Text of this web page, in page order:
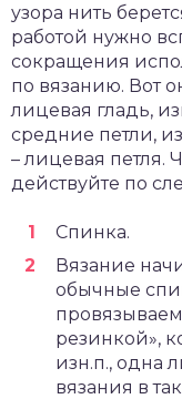
узора нить
работой нужно
сокращения
по вязанию. Вот
лицевая гладь,
средние петли,
– лицевая петля.
действуйте по
Спинка.
Вязание
обычные
резинкой»,
изн.п., одна
вязания в